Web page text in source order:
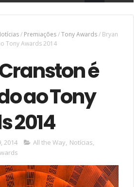
/ Premiações/Tony Awards/ Bryan
Tony Awards 2014
é
ao Tony
2014
2014 All the Way, Notícias,